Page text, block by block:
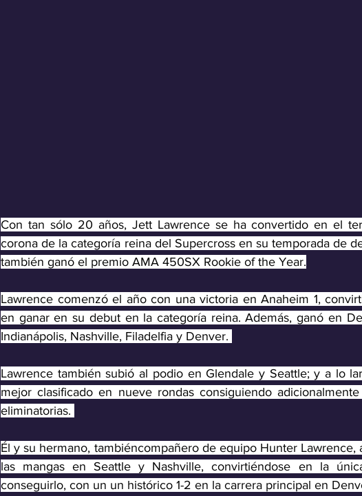
Con tan sólo 20 años, Jett Lawrence se ha convertido en el
corona de la categoría reina del Supercross en su temporada de
también ganó el premio AMA 450SX Rookie of the Year.
Lawrence comenzó el año con una victoria en Anaheim 1,
en ganar en su debut en la categoría reina. Además, ganó en
Indianápolis, Nashville, Filadelfia y Denver.
Lawrence también subió al podio en Glendale y Seattle; y a lo
mejor clasificado en nueve rondas consiguiendo
eliminatorias.
Él y su hermano, tambiéncompañero de equipo Hunter Lawrence,
las mangas en Seattle y Nashville, convirtiéndose en la
conseguirlo, con un un histórico 1-2 en la carrera principal en